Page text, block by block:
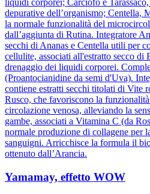
depurative dell’organismo; Centella,
la normale funzionalità del
dall’aggiunta di Rutina. Integratore
secchi di Ananas e Centella utili per
cellulite, associati all'estratto secco di
drenaggio dei liquidi corporei.
(Proantocianidine da semi d'Uva).
contiene estratti secchi titolati di Vite
Rusco, che favoriscono la
circolazione venosa, alleviando la
gambe, associati a Vitamina C (da
normale produzione di collagene per
sanguigni. Arricchisce la formula il
ottenuto dall’Arancia.
Yamamay, effetto WOW